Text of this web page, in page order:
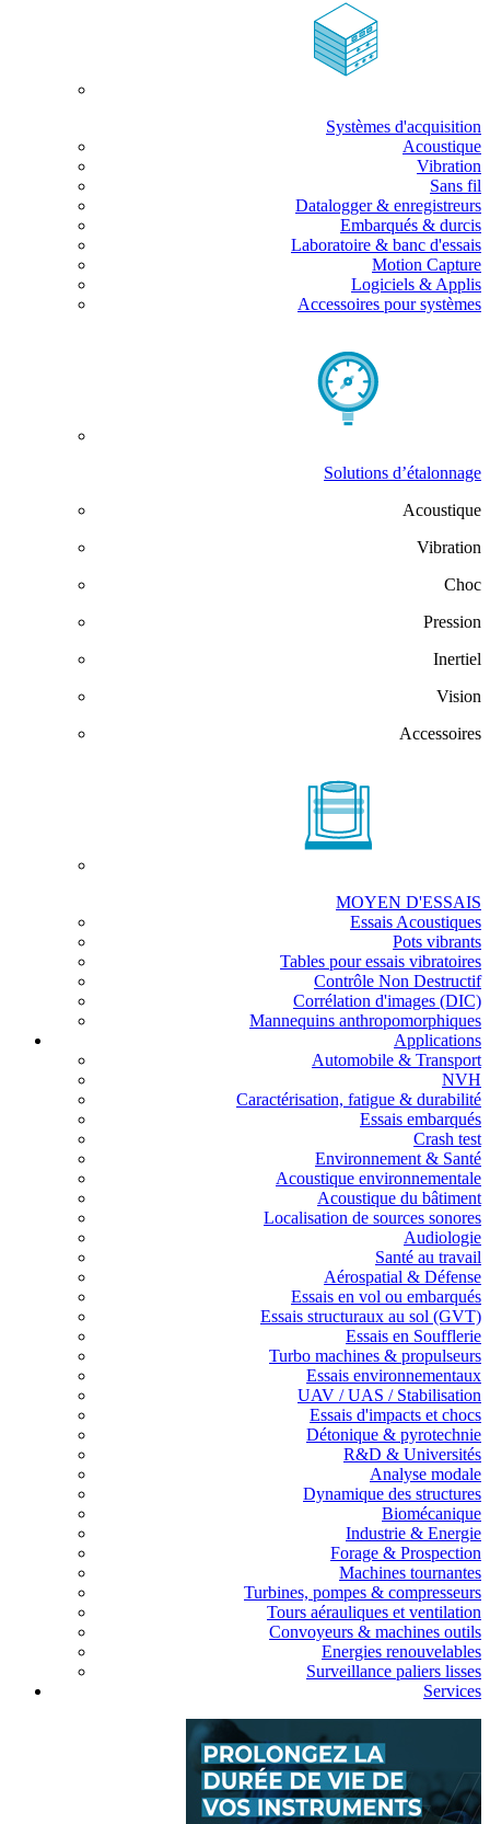
Systèmes d'acquisition
Acoustique
Vibration
Sans fil
Datalogger & enregistreurs
Embarqués & durcis
Laboratoire & banc d'essais
Motion Capture
Logiciels & Applis
Accessoires pour systèmes
Solutions d’étalonnage
Acoustique
Vibration
Choc
Pression
Inertiel
Vision
Accessoires
MOYEN D'ESSAIS
Essais Acoustiques
Pots vibrants
Tables pour essais vibratoires
Contrôle Non Destructif
Corrélation d'images (DIC)
Mannequins anthropomorphiques
Applications
Automobile & Transport
NVH
Caractérisation, fatigue & durabilité
Essais embarqués
Crash test
Environnement & Santé
Acoustique environnementale
Acoustique du bâtiment
Localisation de sources sonores
Audiologie
Santé au travail
Aérospatial & Défense
Essais en vol ou embarqués
Essais structuraux au sol (GVT)
Essais en Soufflerie
Turbo machines & propulseurs
Essais environnementaux
UAV / UAS / Stabilisation
Essais d'impacts et chocs
Détonique & pyrotechnie
R&D & Universités
Analyse modale
Dynamique des structures
Biomécanique
Industrie & Energie
Forage & Prospection
Machines tournantes
Turbines, pompes & compresseurs
Tours aérauliques et ventilation
Convoyeurs & machines outils
Energies renouvelables
Surveillance paliers lisses
Services